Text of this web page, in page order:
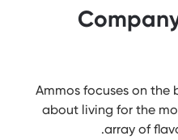
Ammos focuses on the
about living for the
array of